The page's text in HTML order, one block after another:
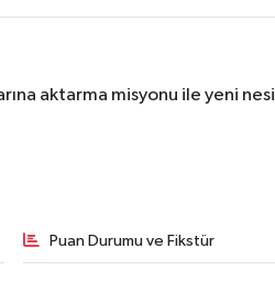
aktarma misyonu ile yeni nesil
Puan Durumu ve Fikstür